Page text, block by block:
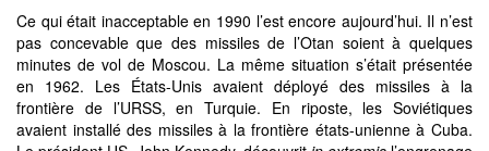
Ce qui était inacceptable en 1990 l’est encore aujourd’hui. Il n’est
pas concevable que des missiles de l’Otan soient à quelques
minutes de vol de Moscou. La même situation s’était présentée
en 1962. Les États-Unis avaient déployé des missiles à la
frontière de l’URSS, en Turquie. En riposte, les Soviétiques
avaient installé des missiles à la frontière états-unienne à Cuba.